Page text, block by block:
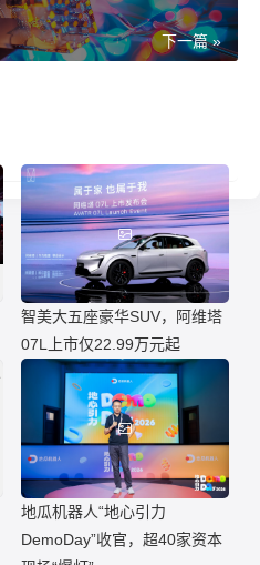
下一篇 »
智美大五座豪华SUV，阿维塔
07L上市仅22.99万元起
地瓜机器人“地心引力
DemoDay”收官，超40家资本